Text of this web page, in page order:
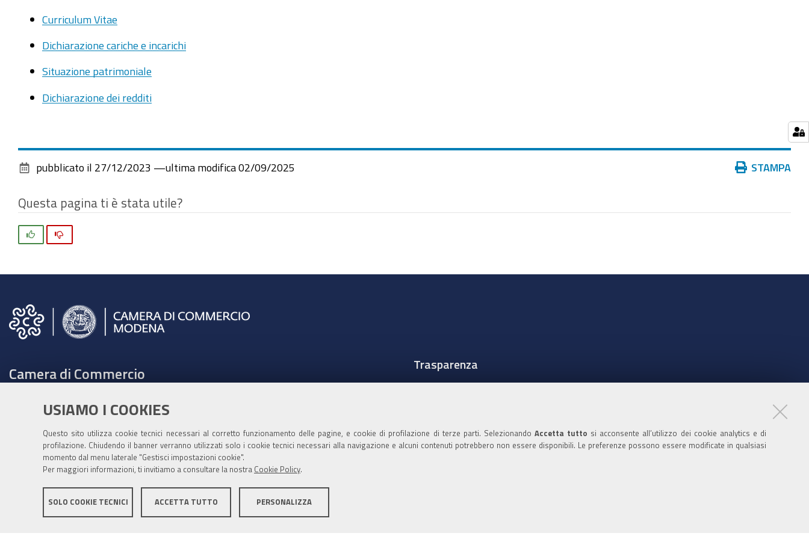
USIAMO I COOKIES
Questo sito utilizza cookie tecnici necessari al corretto funzionamento delle pagine, e cookie di profilazione di terze parti. SelezionandoAccetta tutto si acconsente all’utilizzo dei cookie analytics e di
profilazione. Chiudendo il banner verranno utilizzati solo i cookie tecnici necessari alla navigazione e alcuni contenuti potrebbero non essere disponibili. Le preferenze possono essere modificate in qualsiasi
momento dal menu laterale "Gestisci impostazioni cookie".
Per maggiori informazioni, ti invitiamo a consultare la nostra Cookie Policy
SOLO COOKIE TECNICI ACCETTA TUTTO PERSONALIZZA
Curriculum Vitae
Dichiarazione cariche e incarichi
Situazione patrimoniale
Dichiarazione dei redditi
Azioni STAMPA
pubblicato il 27/12/2023 —ultima modifica 02/09/2025
Questa pagina ti è stata utile?
Camera di Commercio
Tel. 059208111 -URP
Contabilità speciale Banca d'Italia:
IT75Q 01000 04306 TU00 0001 3855
Fatt. elettronica - Cod. univoco: XECKYI
cameradicommercio@mo.legalmail.camcom.it
Trasparenza
Pubblicità Legale